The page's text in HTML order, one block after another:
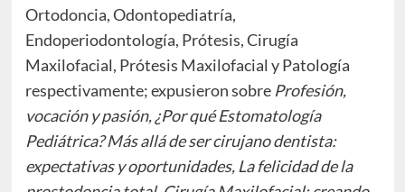
Ortodoncia, Odontopediatría,
Endoperiodontología, Prótesis, Cirugía
Maxilofacial, Prótesis Maxilofacial y Patología
respectivamente; expusieron sobre Profesión,
vocación y pasión, ¿Por qué Estomatología
Pediátrica? Más allá de ser cirujano dentista:
expectativas y oportunidades, La felicidad de la